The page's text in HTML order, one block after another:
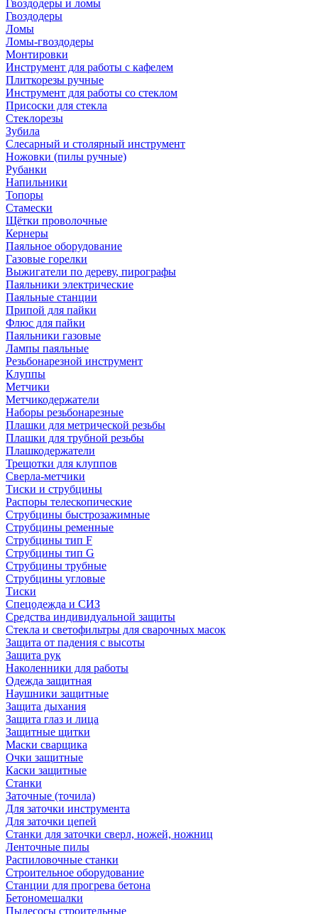
Гвоздодеры и ломы
Гвоздодеры
Ломы
Ломы-гвоздодеры
Монтировки
Инструмент для работы с кафелем
Плиткорезы ручные
Инструмент для работы со стеклом
Присоски для стекла
Стеклорезы
Зубила
Слесарный и столярный инструмент
Ножовки (пилы ручные)
Рубанки
Напильники
Топоры
Стамески
Щётки проволочные
Кернеры
Паяльное оборудование
Газовые горелки
Выжигатели по дереву, пирографы
Паяльники электрические
Паяльные станции
Припой для пайки
Флюс для пайки
Паяльники газовые
Лампы паяльные
Резьбонарезной инструмент
Клуппы
Метчики
Метчикодержатели
Наборы резьбонарезные
Плашки для метрической резьбы
Плашки для трубной резьбы
Плашкодержатели
Трещотки для клуппов
Сверла-метчики
Тиски и струбцины
Распоры телескопические
Струбцины быстрозажимные
Струбцины ременные
Струбцины тип F
Струбцины тип G
Струбцины трубные
Струбцины угловые
Тиски
Спецодежда и СИЗ
Средства индивидуальной защиты
Стекла и светофильтры для сварочных масок
Защита от падения с высоты
Защита рук
Наколенники для работы
Одежда защитная
Наушники защитные
Защита дыхания
Защита глаз и лица
Защитные щитки
Маски сварщика
Очки защитные
Каски защитные
Станки
Заточные (точила)
Для заточки инструмента
Для заточки цепей
Станки для заточки сверл, ножей, ножниц
Ленточные пилы
Распиловочные станки
Строительное оборудование
Станции для прогрева бетона
Бетономешалки
Пылесосы строительные